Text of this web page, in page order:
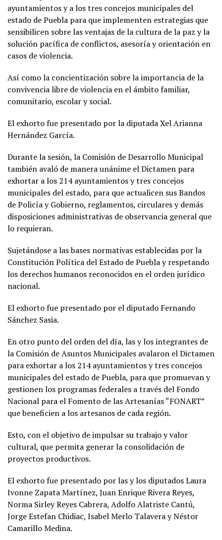
ayuntamientos y a los tres concejos municipales del
estado de Puebla para que implementen estrategias que
sensibilicen sobre las ventajas de la cultura de la paz y la
solución pacífica de conflictos, asesoría y orientación en
casos de violencia.
Así como la concientización sobre la importancia de la
convivencia libre de violencia en el ámbito familiar,
comunitario, escolar y social.
El exhorto fue presentado por la diputada Xel Arianna
Hernández García.
Durante la sesión, la Comisión de Desarrollo Municipal
también avaló de manera unánime el Dictamen para
exhortar a los 214 ayuntamientos y tres concejos
municipales del estado, para que actualicen sus Bandos
de Policía y Gobierno, reglamentos, circulares y demás
disposiciones administrativas de observancia general que
lo requieran.
Sujetándose a las bases normativas establecidas por la
Constitución Política del Estado de Puebla y respetando
los derechos humanos reconocidos en el orden jurídico
nacional.
El exhorto fue presentado por el diputado Fernando
Sánchez Sasia.
En otro punto del orden del día, las y los integrantes de
la Comisión de Asuntos Municipales avalaron el Dictamen
para exhortar a los 214 ayuntamientos y tres concejos
municipales del estado de Puebla, para que promuevan y
gestionen los programas federales a través del Fondo
Nacional para el Fomento de las Artesanías “FONART”
que beneficien a los artesanos de cada región.
Esto, con el objetivo de impulsar su trabajo y valor
cultural, que permita generar la consolidación de
proyectos productivos.
El exhorto fue presentado por las y los diputados Laura
Ivonne Zapata Martínez, Juan Enrique Rivera Reyes,
Norma Sirley Reyes Cabrera, Adolfo Alatriste Cantú,
Jorge Estefan Chidiac, Isabel Merlo Talavera y Néstor
Camarillo Medina.